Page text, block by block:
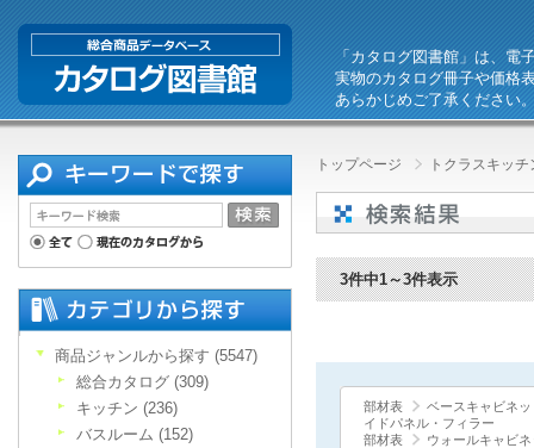
「カタログ図書館」は、電
実物のカタログ冊子や価格
あらかじめご了承ください
トップページ トクラスキッ
3件中1～3件表示
部材表
ベースキャビネッ
イドパネル・フィラー
部材表
ウォールキャビ
商品ジャンルから探す (5547)
総合カタログ (309)
キッチン (236)
バスルーム (152)